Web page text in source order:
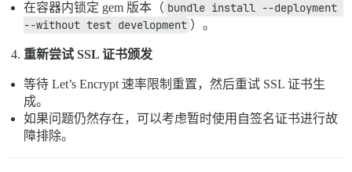
在容器内锁定 gem 版本（ bundle install --deployment
--without test development ）。
重新尝试 SSL 证书颁发
等待 Let’s Encrypt 速率限制重置，然后重试 SSL 证书生
成。
如果问题仍然存在，可以考虑暂时使用自签名证书进行故
障排除。